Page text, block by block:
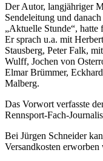
Der Autor, langjähriger
Sendeleitung und
„Aktuelle Stunde“,
Er sprach u.a. mit
Stausberg, Peter Falk,
Wulff, Jochen von
Elmar Brümmer,
Malberg.
Das Vorwort verfasste
Rennsport-Fach-
Bei Jürgen Schneider
Versandkosten erworben